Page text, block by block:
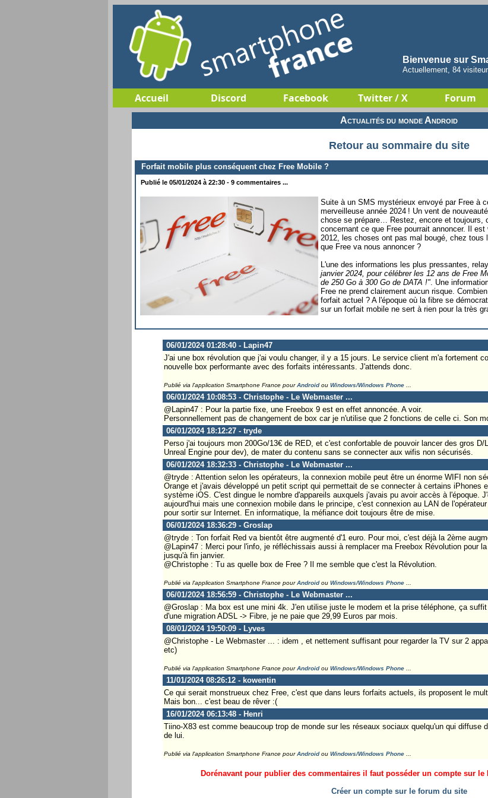
Bienvenue sur
Actuellement, 84
Accueil Discord Facebook Twitter / X Forum
Actualités du monde Android
Retour au sommaire du site
Forfait mobile plus conséquent chez Free Mobile ?
Publié le 05/01/2024 à 22:30 - 9 commentaires ...
Suite à un SMS mystérieux envoyé par Free à
merveilleuse année 2024 ! Un vent de
chose se prépare… Restez, encore et toujours,
concernant ce que Free pourrait annoncer. Il
2012, les choses ont pas mal bougé, chez
que Free va nous annoncer ?
L'une des informations les plus pressantes,
janvier 2024, pour célébrer les 12 ans de Free
de 250 Go à 300 Go de DATA !" . Une
Free ne prend clairement aucun risque.
forfait actuel ? A l'époque où la fibre se
sur un forfait mobile ne sert à rien pour la très
06/01/2024 01:28:40 - Lapin47
J'ai une box révolution que j'ai voulu changer, il y a 15 jours. Le service client m'a fortement
nouvelle box performante avec des forfaits intéressants. J'attends donc.
Publié via l'application Smartphone France pourAndroidou Windows/Windows Phone...
06/01/2024 10:08:53 - Christophe - Le Webmaster ...
@Lapin47 : Pour la partie fixe, une Freebox 9 est en effet annoncée. A voir.
Personnellement pas de changement de box car je n'utilise que 2 fonctions de celle ci. Son
06/01/2024 18:12:27 - tryde
Perso j'ai toujours mon 200Go/13€ de RED, et c'est confortable de pouvoir lancer des gros D/
Unreal Engine pour dev), de mater du contenu sans se connecter aux wifis non sécurisés.
06/01/2024 18:32:33 - Christophe - Le Webmaster ...
@tryde : Attention selon les opérateurs, la connexion mobile peut être un énorme WIFI non
Orange et j'avais développé un petit script qui permettait de se connecter à certains iPhones
système iOS. C'est dingue le nombre d'appareils auxquels j'avais pu avoir accès à l'époque.
aujourd'hui mais une connexion mobile dans le principe, c'est connexion au LAN de
pour sortir sur Internet. En informatique, la méfiance doit toujours être de mise.
06/01/2024 18:36:29 - Groslap
@tryde : Ton forfait Red va bientôt être augmenté d'1 euro. Pour moi, c'est déjà la 2ème
@Lapin47 : Merci pour l'info, je réfléchissais aussi à remplacer ma Freebox Révolution pour
jusqu'à fin janvier.
@Christophe : Tu as quelle box de Free ? Il me semble que c'est la Révolution.
Publié via l'application Smartphone France pourAndroidou Windows/Windows Phone...
06/01/2024 18:56:59 - Christophe - Le Webmaster ...
@Groslap : Ma box est une mini 4k. J'en utilise juste le modem et la prise téléphone, ça
d'une migration ADSL -> Fibre, je ne paie que 29,99 Euros par mois.
08/01/2024 19:50:09 - Lyves
@Christophe - Le Webmaster ... : idem , et nettement suffisant pour regarder la TV sur 2
etc)
Publié via l'application Smartphone France pourAndroidou Windows/Windows Phone...
11/01/2024 08:26:12 - kowentin
Ce qui serait monstrueux chez Free, c'est que dans leurs forfaits actuels, ils proposent le
Mais bon... c'est beau de rêver :(
16/01/2024 06:13:48 - Henri
Tiino-X83 est comme beaucoup trop de monde sur les réseaux sociaux quelqu'un qui diffuse
de lui.
Publié via l'application Smartphone France pourAndroidou Windows/Windows Phone...
Dorénavant pour publier des commentaires il faut posséder un compte sur
Créer un compte sur le forum du site